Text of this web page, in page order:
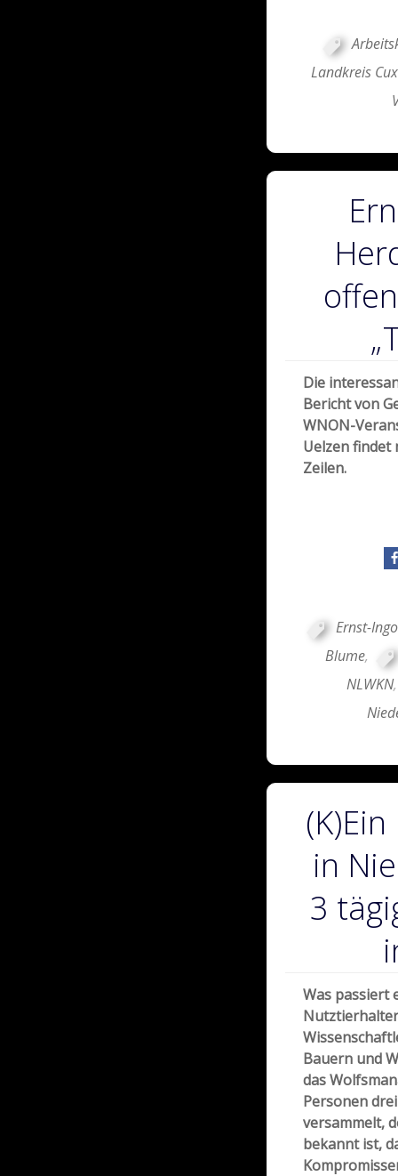
Landkreis
Die
Bericht von
WNON-
Uelzen findet
Zeilen.
Ernst-
Blume,
NLWKN,
in
3
Was passiert
Bauern und
das
Personen
versammelt,
bekannt ist,